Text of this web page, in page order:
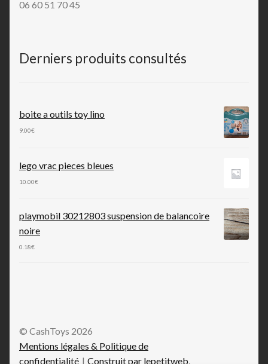
06 60 51 70 45
Derniers produits consultés
boite a outils toy lino
9.00€
lego vrac pieces bleues
10.00€
playmobil 30212803 suspension de balancoire
noire
0.18€
© CashToys 2026
Mentions légales & Politique de
confidentialité
Construit par lepetitweb.